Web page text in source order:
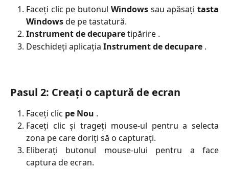
Faceți clic pe butonul Windowssau apăsațitasta
Windowsde pe tastatură.
Instrument de decuparetipărire .
Deschideți aplicația Instrument de decupare .
Pasul 2: Creați o captură de ecran
Faceți clic pe Nou .
Faceți clic și trageți mouse-ul pentru a selecta
zona pe care doriți să o capturați.
Eliberați butonul mouse-ului pentru a face
captura de ecran.